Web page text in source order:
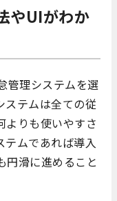
やUIがわか
管理システムを選
ステムは全ての従
よりも使いやすさ
テムであれば導入
円滑に進めること